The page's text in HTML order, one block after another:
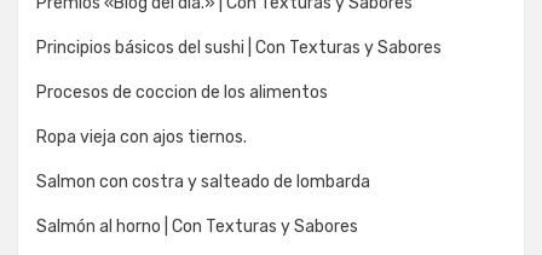
Principios básicos del sushi | Con Texturas y Sabores
Procesos de coccion de los alimentos
Ropa vieja con ajos tiernos.
Salmon con costra y salteado de lombarda
Salmón al horno | Con Texturas y Sabores